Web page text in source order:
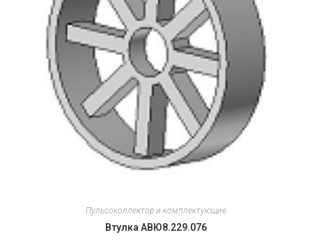
Пульсоколлектор и комплектующие
Втулка АВЮ8.229.076